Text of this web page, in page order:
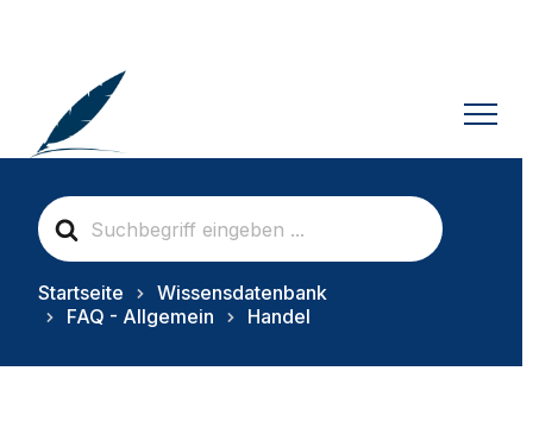
S
e
a
c
o
Startseite
Wissensdatenbank
FAQ - Allgemein
Handel